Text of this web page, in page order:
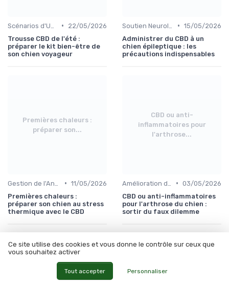
•
22/05/2026
Trousse CBD de l'été :
préparer le kit bien-être de
son chien voyageur
• 15/05/2026
Administrer du CBD à un
chien épileptique : les
précautions indispensables
Premières chaleurs :
préparer son...
• 11/05/2026
Premières chaleurs :
préparer son chien au stress
thermique avec le CBD
CBD ou anti-
inflammatoires pour
l'arthrose...
• 03/05/2026
CBD ou anti-inflammatoires
pour l'arthrose du chien :
sortir du faux dilemme
Ce site utilise des cookies et vous donne le contrôle sur ceux que
vous souhaitez activer
Tout accepter Personnaliser